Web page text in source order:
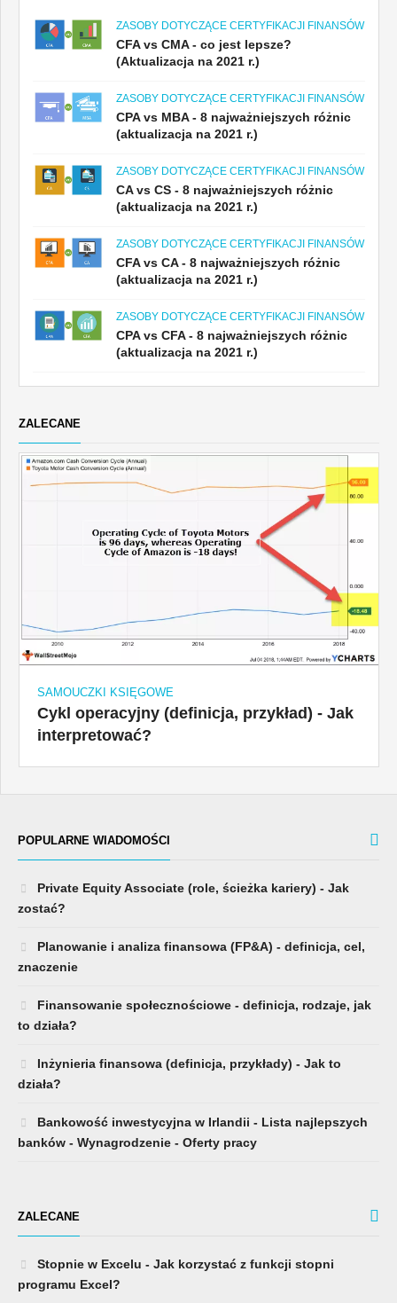
ZASOBY DOTYCZĄCE CERTYFIKACJI FINANSÓW
CFA vs CMA - co jest lepsze?
(Aktualizacja na 2021 r.)
ZASOBY DOTYCZĄCE CERTYFIKACJI FINANSÓW
CPA vs MBA - 8 najważniejszych różnic
(aktualizacja na 2021 r.)
ZASOBY DOTYCZĄCE CERTYFIKACJI FINANSÓW
CA vs CS - 8 najważniejszych różnic
(aktualizacja na 2021 r.)
ZASOBY DOTYCZĄCE CERTYFIKACJI FINANSÓW
CFA vs CA - 8 najważniejszych różnic
(aktualizacja na 2021 r.)
ZASOBY DOTYCZĄCE CERTYFIKACJI FINANSÓW
CPA vs CFA - 8 najważniejszych różnic
(aktualizacja na 2021 r.)
ZALECANE
SAMOUCZKI KSIĘGOWE
Cykl operacyjny (definicja, przykład) - Jak
interpretować?
POPULARNE WIADOMOŚCI
Private Equity Associate (role, ścieżka kariery) - Jak
zostać?
Planowanie i analiza finansowa (FP&A) - definicja, cel,
znaczenie
Finansowanie społecznościowe - definicja, rodzaje, jak
to działa?
Inżynieria finansowa (definicja, przykłady) - Jak to
działa?
Bankowość inwestycyjna w Irlandii - Lista najlepszych
banków - Wynagrodzenie - Oferty pracy
ZALECANE
Stopnie w Excelu - Jak korzystać z funkcji stopni
programu Excel?